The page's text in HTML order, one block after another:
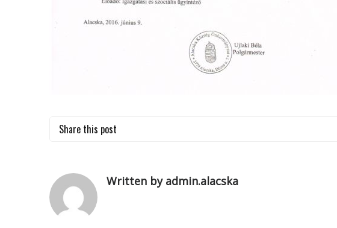
Share this post
Written by admin.alacska